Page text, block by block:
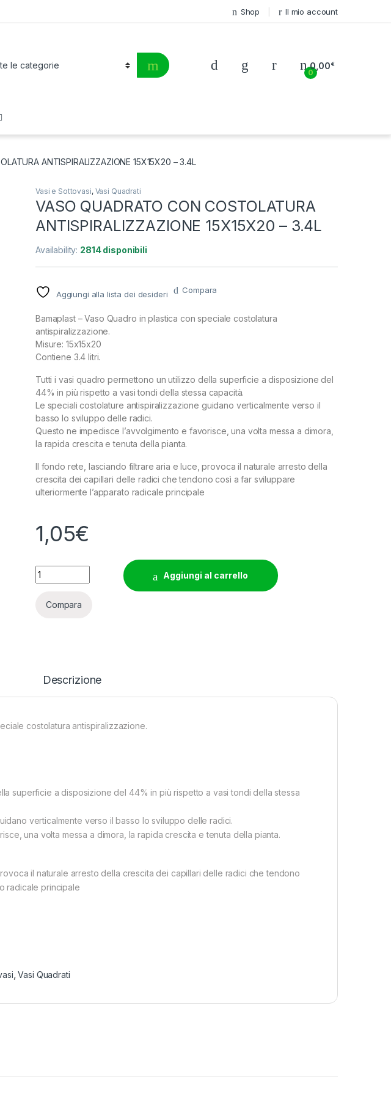
Shop Il mio account
0
0,00€
ANTISPIRALIZZAZIONE 15X15X20 – 3.4L
Vasi e Sottovasi, Vasi Quadrati
VASO QUADRATO CON COSTOLATURA
ANTISPIRALIZZAZIONE 15X15X20 – 3.4L
Availability: 2814 disponibili
Aggiungi alla lista dei desideri Compara
Bamaplast – Vaso Quadro in plastica con speciale costolatura
antispiralizzazione.
Misure: 15x15x20
Contiene 3.4 litri.
Tutti i vasi quadro permettono un utilizzo della superficie a disposizione del
44% in più rispetto a vasi tondi della stessa capacità.
Le speciali costolature antispiralizzazione guidano verticalmente verso il
basso lo sviluppo delle radici.
Questo ne impedisce l’avvolgimento e favorisce, una volta messa a dimora,
la rapida crescita e tenuta della pianta.
Il fondo rete, lasciando filtrare aria e luce, provoca il naturale arresto della
crescita dei capillari delle radici che tendono così a far sviluppare
ulteriormente l’apparato radicale principale
1,05€
VASO QUADRATO CON COSTOLATURA ANTISPIRALIZZAZIONE 15X15X20 - 3.4L
Aggiungi al carrello
Compara
Descrizione
costolatura antispiralizzazione.
superficie a disposizione del 44% in più rispetto a vasi tondi della stessa
verticalmente verso il basso lo sviluppo delle radici.
una volta messa a dimora, la rapida crescita e tenuta della pianta.
il naturale arresto della crescita dei capillari delle radici che tendono
radicale principale
,Vasi Quadrati